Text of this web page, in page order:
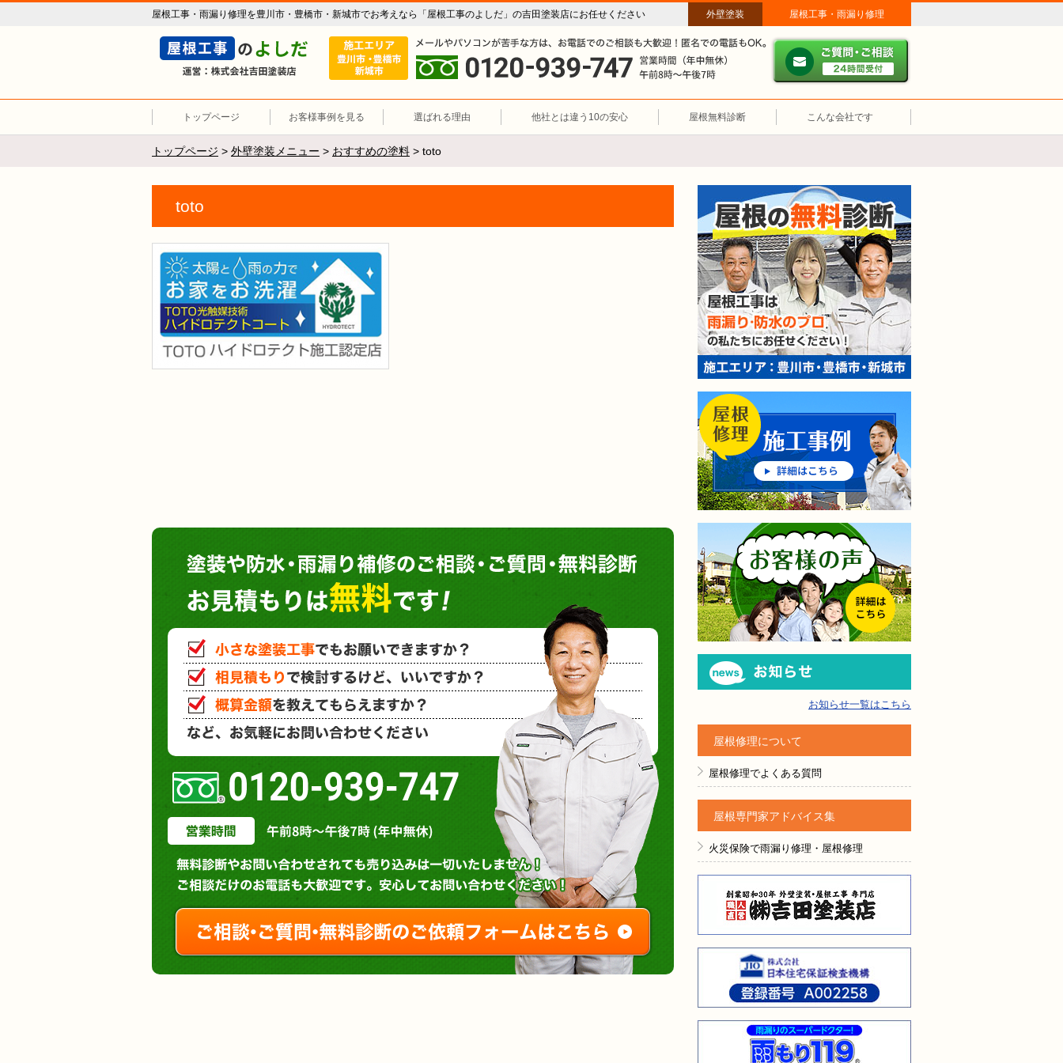
屋根工事・雨漏り修理を豊川市・豊橋市・新城市でお考えなら「屋根工事のよしだ」の吉田塗装店にお任せください 外壁塗装 屋根工事・雨漏り修理
屋根修理職人直営店「屋根工事のよしだ」
施工エリア 豊川市・豊橋市・新城市
メールやパソコンが苦手な方は、お電話でのご相談も大歓迎！
0120-939-747
営業時間（年中無休） 午前8時～午後7時
トップページ お客様事例を見る 選ばれる理由 他社とは違う10の安心 屋根無料診断 こんな会社です
トップページ > 外壁塗装メニュー > おすすめの塗料 > toto
toto
お知らせ一覧はこちら
屋根修理について
屋根修理でよくある質問
屋根専門家アドバイス集
火災保険で雨漏り修理・屋根修理
塗装や防水・雨漏り補修のご相談・ご質問・無
小さな塗装工事でもお願いできますか？
相見積もりで検討するけど、いいですか？
概算金額を教えてもらえますか？
など、お気軽にお問い合わせください。
0120-939-747
営業時間 : 午前8時～午後7時 (年中無休)
無料診断やお問い合わせされても売り込みは一切いたしません！ ご相談だけのお電話
ご相談・ご質問・無料診断のご依頼フォームはこちら